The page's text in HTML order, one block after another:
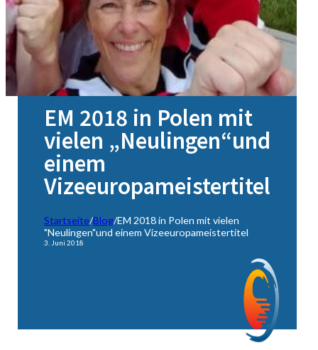
EM 2018 in Polen mit
vielen „Neulingen“und
einem
Vizeeuropameistertitel
Startseite/Blog/EM 2018 in Polen mit vielen
"Neulingen"und einem Vizeeuropameistertitel
3. Juni 2018